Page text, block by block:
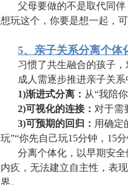
父母要做的不是取代同
想玩这个，你要是想一起，
5、亲子关系分离个体
习惯了共生融合的孩子
成人需逐步推进亲子关
1)渐进式分离： 从“我陪
2)可视化的连接： 对于需
3)可预期的回归： 用确定
玩”“你先自己玩15分钟，15
分离个体化，以早期安
内疚，无法建立自主性，表
界。